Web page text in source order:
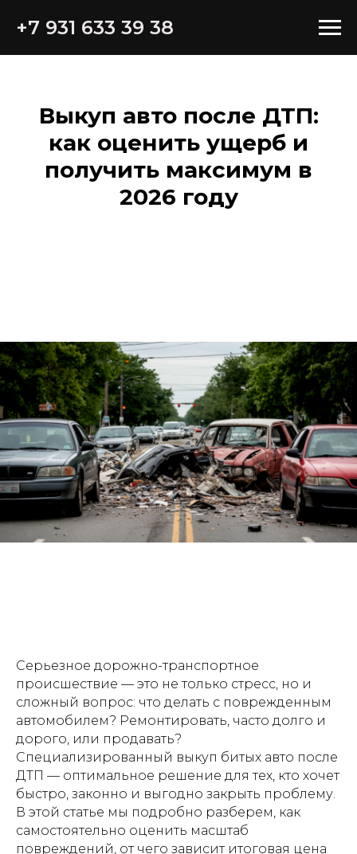
фиксированной части */ z-index: 9999; }
+7 931 633 39 38
Выкуп авто после ДТП:
как оценить ущерб и
получить максимум в
2026 году
Серьезное дорожно-транспортное
происшествие — это не только стресс, но и
сложный вопрос: что делать с поврежденным
автомобилем? Ремонтировать, часто долго и
дорого, или продавать?
Специализированный выкуп битых авто после
ДТП — оптимальное решение для тех, кто хочет
быстро, законно и выгодно закрыть проблему.
В этой статье мы подробно разберем, как
самостоятельно оценить масштаб
повреждений, от чего зависит итоговая цена